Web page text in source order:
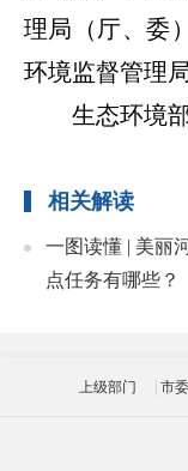
理局（厅、委
环境监督管理局
生态环境部
相关解读
一图读懂 | 美丽
点任务有哪些？
上级部门 市委